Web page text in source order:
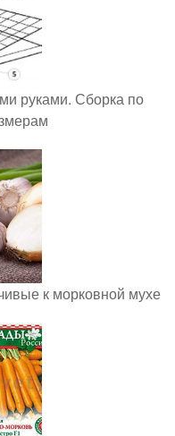
руками. Сборка по
к морковной мухе